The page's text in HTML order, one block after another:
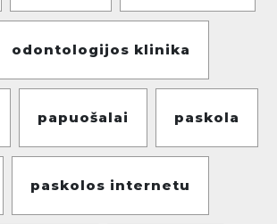
odontologijos klinika
papuošalai paskola
paskolos internetu